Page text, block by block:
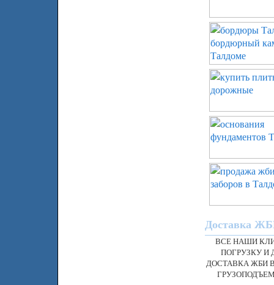
Доставка
ВСЕ НАШИ
ПОГРУЗКУ И
ДОСТАВКА ЖБИ